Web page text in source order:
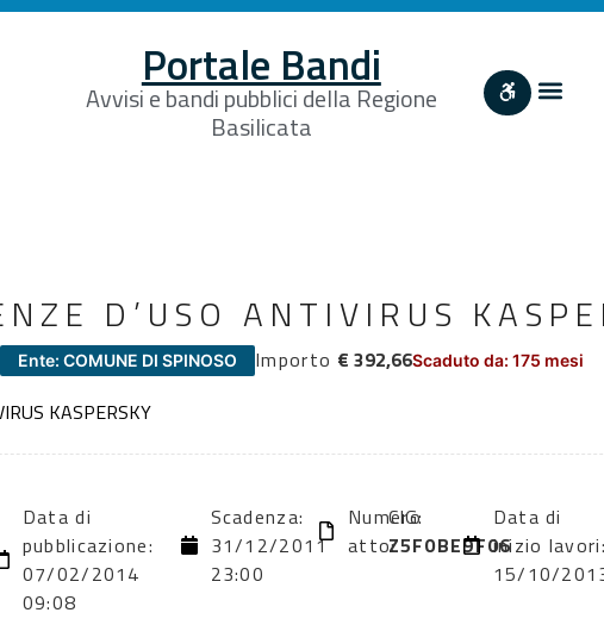
Portale Bandi
Avvisi e bandi pubblici della Regione
Basilicata
D’USO ANTIVIRUS
Ente: COMUNE DI SPINOSO Importo € 392,66Scaduto da: 175 mesi
KASPERSKY
Data di
pubblicazione:
07/02/2014
09:08
Scadenza:
31/12/2011
23:00
Numero
atto:
CIG:
Z5F0BE9F06
Data di
inizio lavori:
15/10/